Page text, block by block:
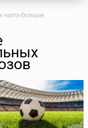
найти большое